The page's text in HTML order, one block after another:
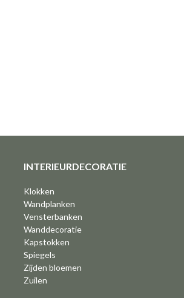
INTERIEURDECORATIE
Klokken
Wandplanken
Vensterbanken
Wanddecoratie
Kapstokken
Spiegels
Zijden bloemen
Zuilen